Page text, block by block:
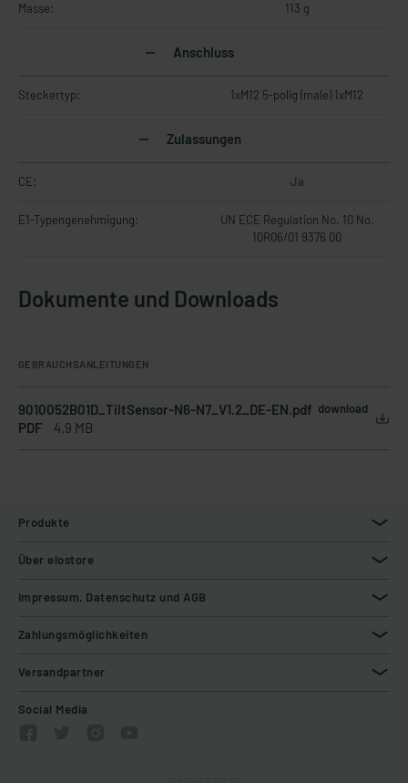
Masse: 113 g
Anschluss
Steckertyp: 1xM12 5-polig (male) 1xM12
Zulassungen
CE: Ja
E1-Typengenehmigung:
UN ECE Regulation No. 10 No.
10R06/01 9376 00
Dokumente und Downloads
GEBRAUCHSANLEITUNGEN
9010052B01D_TiltSensor-N6-N7_V1.2_DE-EN.pdf
PDF
4.9 MB
download
Produkte
Über elostore
Impressum, Datenschutz und AGB
Zahlungsmöglichkeiten
Versandpartner
Social Media